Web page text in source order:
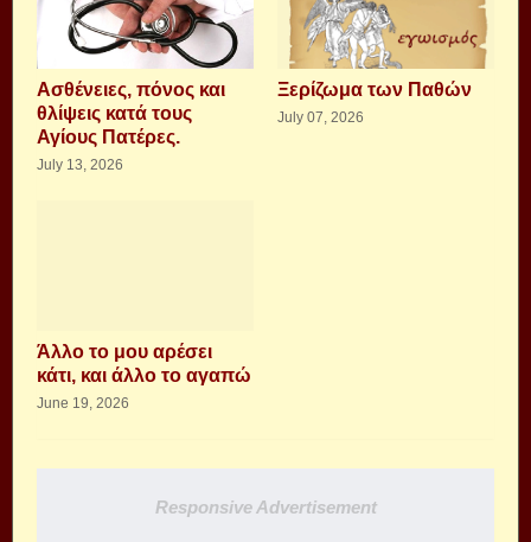
Aσθένειες, πόνος και
θλίψεις κατά τους
Αγίους Πατέρες.
July 13, 2026
Ξερίζωμα των Παθών
July 07, 2026
Άλλο το μου αρέσει
κάτι, και άλλο το αγαπώ
June 19, 2026
Responsive Advertisement